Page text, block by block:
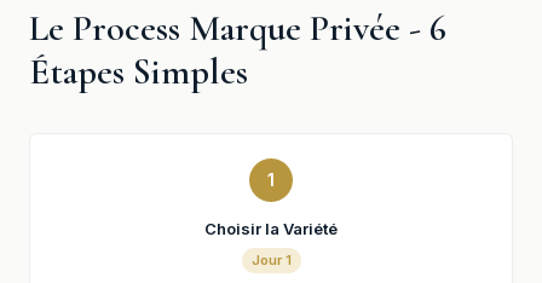
Le Process Marque Privée - 6
Étapes Simples
1
Choisir la Variété
Jour 1